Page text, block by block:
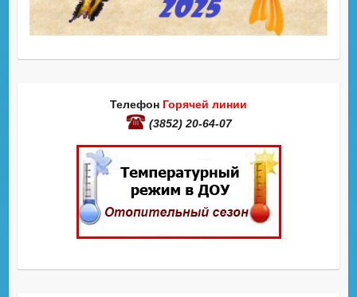
Телефон Горячей линии
(3852) 20-64-07